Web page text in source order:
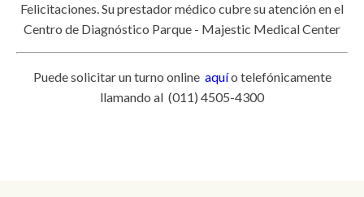
Felicitaciones. Su prestador médico cubre su atención en el
Centro de Diagnóstico Parque - Majestic Medical Center
Puede solicitar un turno online aquío telefónicamente
llamando al (011) 4505-4300